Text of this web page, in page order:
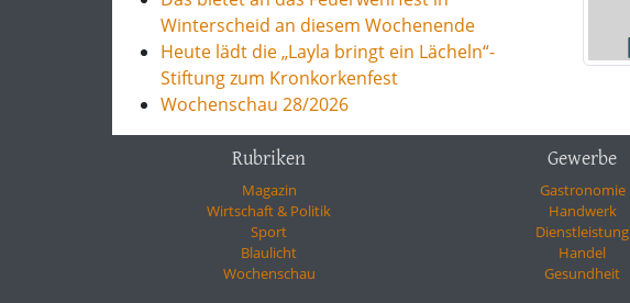
Winterscheid an diesem Wochenende
Heute lädt die „Layla bringt ein Lächeln“-
Stiftung zum Kronkorkenfest
Wochenschau 28/2026
Rubriken
Magazin
Wirtschaft & Politik
Sport
Blaulicht
Wochenschau
Gewerbe
Gastronomie
Handwerk
Dienstleistung
Handel
Gesundheit